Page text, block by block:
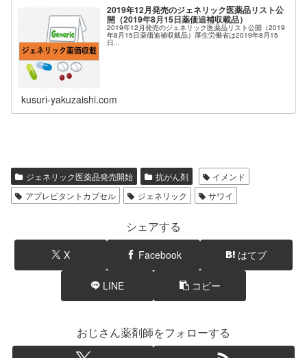
2019年12月発売のジェネリック医薬品リスト公
開（2019年8月15日薬価追補収載品）
2019年12月発売のジェネリック医薬品リスト公開（2019
年8月15日薬価追補収載品）厚生労働省は2019年8月15
日...
kusuri-yakuzaishi.com
ジェネリック医薬品発売開始 抗がん剤
イメンド
アプレピタントカプセル
ジェネリック サワイ
シェアする
X Facebook はてブ
LINE コピー
おじさん薬剤師をフォローする